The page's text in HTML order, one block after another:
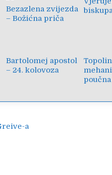
Bezazlena zvijezda
– Božićna priča
Bartolomej apostol
– 24. kolovoza
a